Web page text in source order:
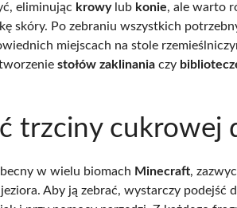
eliminując krowylub konie, ale warto
skóry. Po zebraniu wszystkich
miejscach na stole
stołów zaklinania czy
trzciny cukrowej
w wielu biomach Minecraft,
Aby ją zebrać, wystarczy podejść